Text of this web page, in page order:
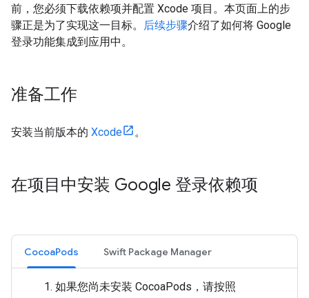
前，您必须下载依赖项并配置 Xcode 项目。本页面上的步
骤正是为了实现这一目标。
后续步骤介绍了如何将 Google
登录功能集成到应用中。
准备工作
安装当前版本的 Xcode 。
在项目中安装 Google 登录依赖项
CocoaPods Swift Package Manager
如果您尚未安装 CocoaPods，请按照